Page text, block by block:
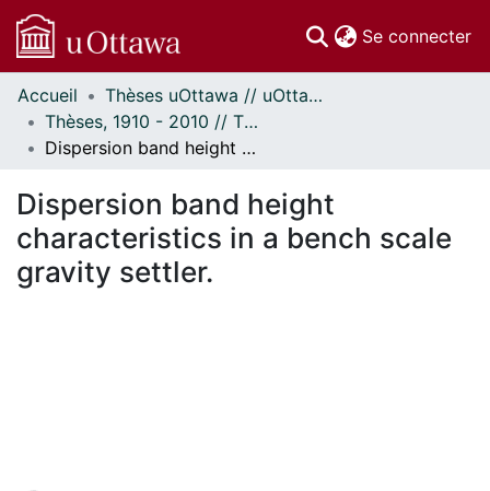
Se connecter
Communautés
et collections
Parcourir
À propos
Accueil
Thèses uOttawa // uOttawa Theses
Thèses, 1910 - 2010 // Theses, 1910 - 2010
Dispersion band height characteristics in a bench scale gravity settler.
Dispersion band height
characteristics in a bench scale
gravity settler.